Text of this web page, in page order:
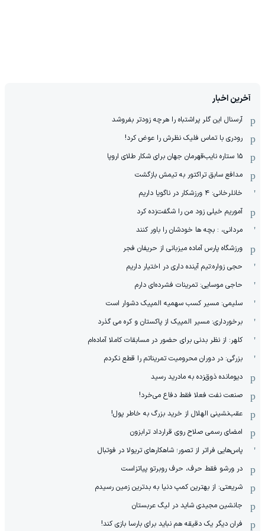
آخرین اخبار
آرسنال این گلر پراشتباه را هرچه زودتر بفروشد
رودری با تماس فلیک نظرش را عوض کرد!
١۵ ستاره نایب‌قهرمان جهان برای شکار طلای اروپا
مدافع سابق تراکتور به تیمش بازگشت
خانلرخانی: ۴ ورزشکار در ناگویا داریم
آموریم خیلی زود من را شگفت‌زده کرد
مردانی، : بچه ها خودشان را باور کنند
ورزشگاه پارس آماده میزبانی از حریفان فجر
حجی زواره:تیم آینده داری در اختیار داریم
حاجی موسایی: تمرینات فشرده‌ای دارم
سلیمی: مسیر کسب سهمیه المپیک دشوار است
برخورداری: مسیر المپیک از پاکستان و کره می گذرد
کلهر: از نظر بدنی برای حضور در مسابقات کاملا آماده‌ام
بزرگی: در دوران محرومیت تمریناتم را قطع نکردم
دیومانده ذوق‌زده به مادرید رسید
صنعت نفت فعلا فقط دفاع می‌خرد!
عقب‌نشینی الهلال از خرید بزرگ به خاطر پول!
امضای رسمی صلاح روی قرارداد ترابزون
پاس‌هایی فراتر از تصور؛ شاهکارهای تریولا در فوتبال
در ورشو فقط حرف، حرف روبرتو پیاتزاست
شریعتی: از بهترین کمپ‌ دنیا به بدترین زمین‌ رسیدم
جانشین مجیدی شاید در لیگ عربستان
فران دیگر یک دقیقه هم نباید برای بارسا بازی کند!